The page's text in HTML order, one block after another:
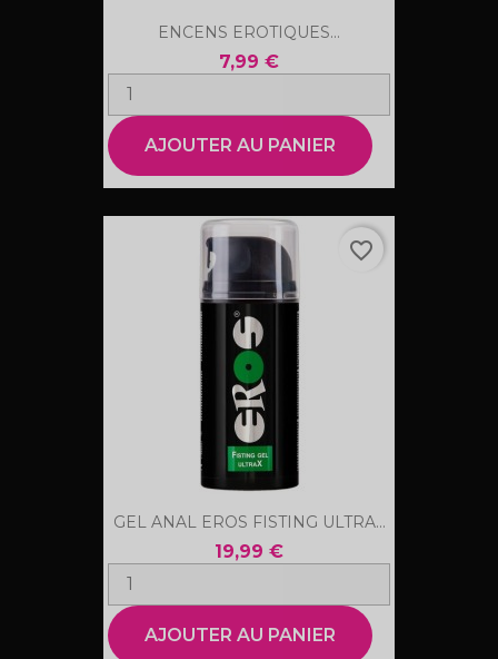
ENCENS EROTIQUES...
7,99 €
AJOUTER AU PANIER
GEL ANAL EROS FISTING ULTRA...
19,99 €
AJOUTER AU PANIER
favorite_border